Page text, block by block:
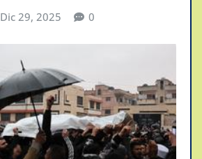
Dic 29, 2025 0